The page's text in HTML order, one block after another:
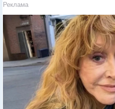
Реклама